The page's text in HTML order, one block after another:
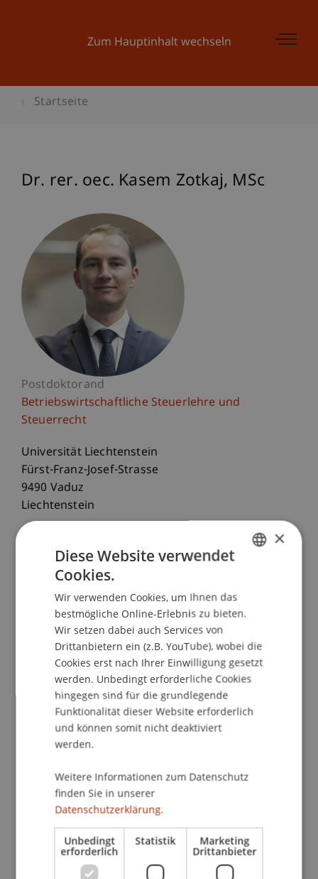
Zum Hauptinhalt wechseln
Startseite
Dr. rer. oec. Kasem Zotkaj MSc
Postdoktorand
Betriebswirtschaftliche Steuerlehre und
Steuerrecht
Universität Liechtenstein
Fürst-Franz-Josef-Strasse
9490 Vaduz
Liechtenstein
kasem.zotkaj@uni.li
Forschung Publikationen
Geplant für SS 26
(IT) Master's thesis(Modul)
(IT) Thesis Project(Thesis)
Kirn
Hanke
Benigni
Bartel Jenni Salcher Walch
Hörler
Zafirev De Nard
Burtscher
(RT) Thesis Project(Thesis)
Kirn
Hanke
Dubiel-Teleszynski
Schadner Angerer
×
Diese Website verwendet
Cookies.
Wir verwenden Cookies, um Ihnen das
bestmögliche Online-Erlebnis zu bieten.
Wir setzen dabei auch Services von
Drittanbietern ein (z.B. YouTube), wobei die
Cookies erst nach Ihrer Einwilligung gesetzt
werden. Unbedingt erforderliche Cookies
hingegen sind für die grundlegende
Funktionalität dieser Website erforderlich
und können somit nicht deaktiviert
werden.
Weitere Informationen zum Datenschutz
finden Sie in unserer
Datenschutzerklärung.
Unbedingt
erforderlich
Statistik Marketing
Drittanbieter